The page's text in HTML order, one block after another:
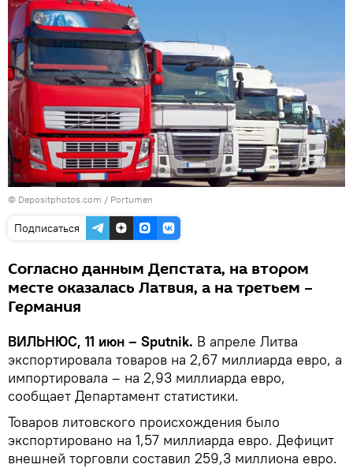
© Depositphotos.com / Portumen
Подписаться
Согласно данным Депстата, на втором
месте оказалась Латвия, а на третьем –
Германия
ВИЛЬНЮС, 11 июн – Sputnik. В апреле Литва
экспортировала товаров на 2,67 миллиарда евро, а
импортировала – на 2,93 миллиарда евро,
сообщает Департамент статистики.
Товаров литовского происхождения было
экспортировано на 1,57 миллиарда евро. Дефицит
внешней торговли составил 259,3 миллиона евро.